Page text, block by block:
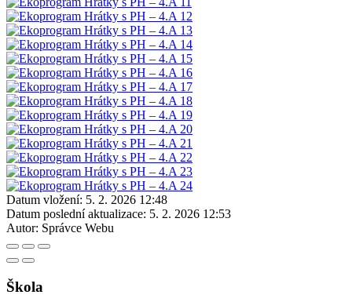
Datum vložení: 5. 2. 2026 12:48
Datum poslední aktualizace: 5. 2. 2026 12:53
Autor: Správce Webu
Škola